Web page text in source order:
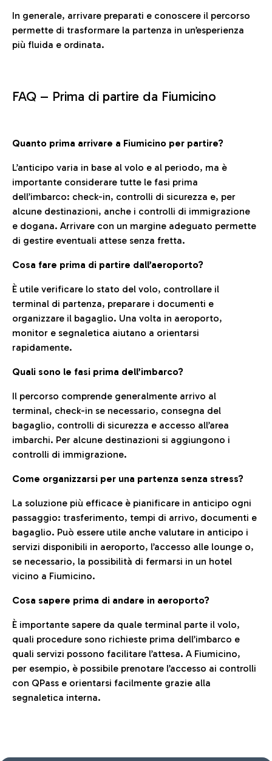
In generale, arrivare preparati e conoscere il percorso
permette di trasformare la partenza in un’esperienza
più fluida e ordinata.
FAQ – Prima di partire da Fiumicino
Quanto prima arrivare a Fiumicino per partire?
L’anticipo varia in base al volo e al periodo, ma è
importante considerare tutte le fasi prima
dell’imbarco: check-in, controlli di sicurezza e, per
alcune destinazioni, anche i controlli di immigrazione
e dogana. Arrivare con un margine adeguato permette
di gestire eventuali attese senza fretta.
Cosa fare prima di partire dall’aeroporto?
È utile verificare lo stato del volo, controllare il
terminal di partenza, preparare i documenti e
organizzare il bagaglio. Una volta in aeroporto,
monitor e segnaletica aiutano a orientarsi
rapidamente.
Quali sono le fasi prima dell’imbarco?
Il percorso comprende generalmente arrivo al
terminal, check-in se necessario, consegna del
bagaglio, controlli di sicurezza e accesso all’area
imbarchi. Per alcune destinazioni si aggiungono i
controlli di immigrazione.
Come organizzarsi per una partenza senza stress?
La soluzione più efficace è pianificare in anticipo ogni
passaggio: trasferimento, tempi di arrivo, documenti e
bagaglio. Può essere utile anche valutare in anticipo i
servizi disponibili in aeroporto, l’accesso alle lounge o,
se necessario, la possibilità di fermarsi in un hotel
vicino a Fiumicino.
Cosa sapere prima di andare in aeroporto?
È importante sapere da quale terminal parte il volo,
quali procedure sono richieste prima dell’imbarco e
quali servizi possono facilitare l’attesa. A Fiumicino,
per esempio, è possibile prenotare l’accesso ai controlli
con QPass e orientarsi facilmente grazie alla
segnaletica interna.